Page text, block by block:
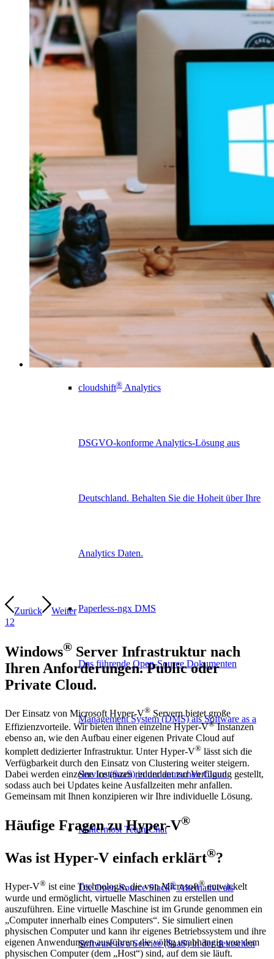
führende Shopsystem Shopware®
Software as a Service
® Newsletter-Tool
Mandantenfähiges Enterprise Newsletter-System
für den Einsatz im Mittelstand oder
cloudshift® Analytics
DSGVO-konforme Analytics-Lösung aus
Deutschland. Behalten Sie die Hoheit über Ihre
Analytics Daten.
Paperless-ngx DMS
Das führende Open-Source Dokumenten
Management System (DMS) als Software as a
Service (SaaS) in der deutschen Cloud
Mattermost Team-Chat
Die Open-Source Slack®Alternative als
Software as a Service (SaaS) in der deutschen
Zurück
Weiter
1 2
Windows® Server Infrastruktur nach
Ihren Anforderungen. Public oder
Private Cloud.
Der Einsatz von Microsoft Hyper-V® Servern bietet große
Effizienzvorteile. Wir bieten ihnen einzelne Hyper-V®Instanzen
ebenso an, wie den Aufbau einer eigenen Private Cloud auf
komplett dedizierter Infrastruktur. Unter Hyper-V® lässt sich die
Verfügbarkeit durch den Einsatz von Clustering weiter steigern.
Dabei werden einzelne Instanzen redundant zur Verfügung gestellt,
sodass auch bei Updates keine Ausfallzeiten mehr anfallen.
Gemeinsam mit Ihnen konzipieren wir Ihre individuelle Lösung.
Häufige Fragen zu Hyper-V®
Was ist Hyper-V einfach erklärt®?
Hyper-V® ist eine Technologie, die von Microsoft®entwickelt
wurde und ermöglicht, virtuelle Maschinen zu erstellen und
auszuführen. Eine virtuelle Maschine ist im Grunde genommen ein
„Computer innerhalb eines Computers“. Sie simuliert einen
physischen Computer und kann ihr eigenes Betriebssystem und ihre
eigenen Anwendungen ausführen, die völlig unabhängig von dem
physischen Computer (dem „Host“) sind, auf dem sie läuft.